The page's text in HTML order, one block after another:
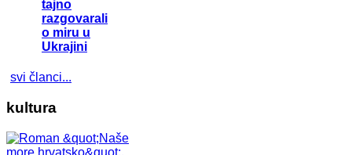
tajno
razgovarali
o miru u
Ukrajini
svi članci...
kultura